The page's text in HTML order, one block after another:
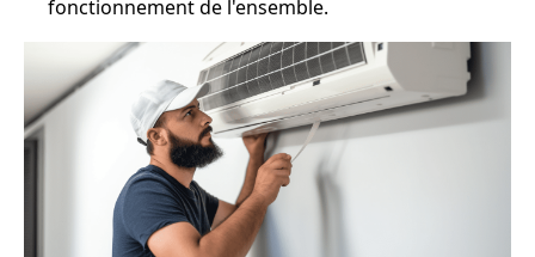
fonctionnement de l'ensemble.